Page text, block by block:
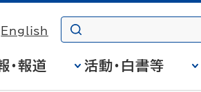
English
・報道 活動・白書等